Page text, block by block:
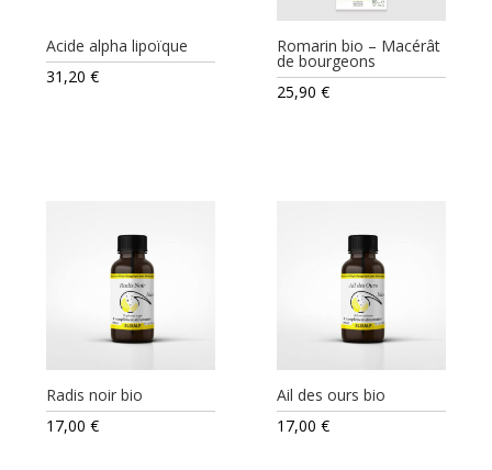
Acide alpha lipoïque
31,20€
Romarin bio – Macérât
de bourgeons
25,90€
Radis noir bio
17,00€
Ail des ours bio
17,00€